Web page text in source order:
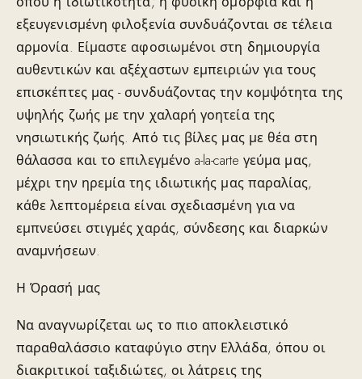
εξευγενισμένη φιλοξενία συνδυάζονται σε τέλεια
αρμονία. Είμαστε αφοσιωμένοι στη δημιουργία
αυθεντικών και αξέχαστων εμπειριών για τους
επισκέπτες μας - συνδυάζοντας την κομψότητα της
υψηλής ζωής με την χαλαρή γοητεία της
νησιωτικής ζωής. Από τις βίλες μας με θέα στη
θάλασσα και το επιλεγμένο a-la-carte γεύμα μας,
μέχρι την ηρεμία της ιδιωτικής μας παραλίας,
κάθε λεπτομέρεια είναι σχεδιασμένη για να
εμπνεύσει στιγμές χαράς, σύνδεσης και διαρκών
αναμνήσεων.
Η Όρασή μας
Να αναγνωρίζεται ως το πιο αποκλειστικό
παραθαλάσσιο καταφύγιο στην Ελλάδα, όπου οι
διακριτικοί ταξιδιώτες, οι λάτρεις της